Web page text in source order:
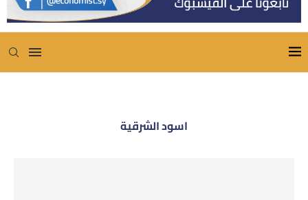
اسود الشرقية